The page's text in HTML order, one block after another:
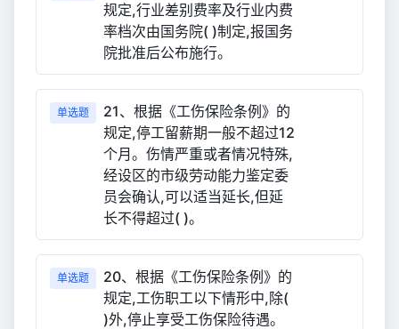
规定,行业差别费率及行业内费
率档次由国务院( )制定,报国务
院批准后公布施行。
单选题
21、根据《工伤保险条例》的
规定,停工留薪期一般不超过12
个月。伤情严重或者情况特殊,
经设区的市级劳动能力鉴定委
员会确认,可以适当延长,但延
长不得超过( )。
单选题
20、根据《工伤保险条例》的
规定,工伤职工以下情形中,除(
)外,停止享受工伤保险待遇。